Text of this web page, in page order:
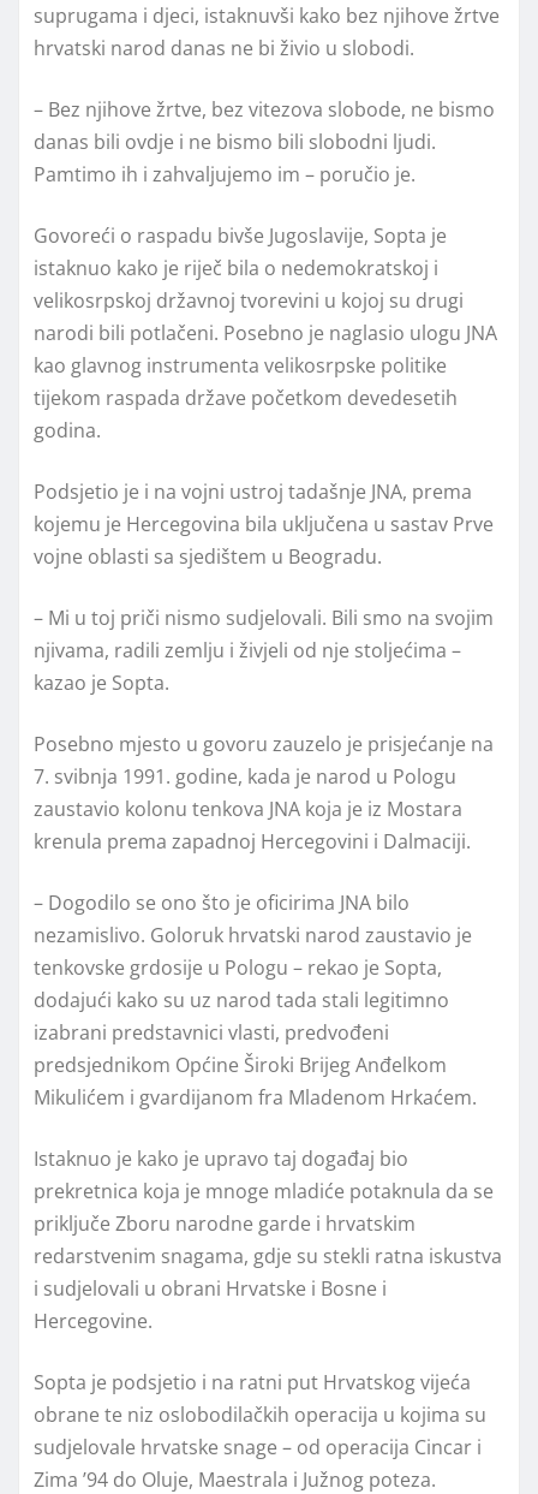
suprugama i djeci, istaknuvši kako bez njihove žrtve
hrvatski narod danas ne bi živio u slobodi.
– Bez njihove žrtve, bez vitezova slobode, ne bismo
danas bili ovdje i ne bismo bili slobodni ljudi.
Pamtimo ih i zahvaljujemo im – poručio je.
Govoreći o raspadu bivše Jugoslavije, Sopta je
istaknuo kako je riječ bila o nedemokratskoj i
velikosrpskoj državnoj tvorevini u kojoj su drugi
narodi bili potlačeni. Posebno je naglasio ulogu JNA
kao glavnog instrumenta velikosrpske politike
tijekom raspada države početkom devedesetih
godina.
Podsjetio je i na vojni ustroj tadašnje JNA, prema
kojemu je Hercegovina bila uključena u sastav Prve
vojne oblasti sa sjedištem u Beogradu.
– Mi u toj priči nismo sudjelovali. Bili smo na svojim
njivama, radili zemlju i živjeli od nje stoljećima –
kazao je Sopta.
Posebno mjesto u govoru zauzelo je prisjećanje na
7. svibnja 1991. godine, kada je narod u Pologu
zaustavio kolonu tenkova JNA koja je iz Mostara
krenula prema zapadnoj Hercegovini i Dalmaciji.
– Dogodilo se ono što je oficirima JNA bilo
nezamislivo. Goloruk hrvatski narod zaustavio je
tenkovske grdosije u Pologu – rekao je Sopta,
dodajući kako su uz narod tada stali legitimno
izabrani predstavnici vlasti, predvođeni
predsjednikom Općine Široki Brijeg Anđelkom
Mikulićem i gvardijanom fra Mladenom Hrkaćem.
Istaknuo je kako je upravo taj događaj bio
prekretnica koja je mnoge mladiće potaknula da se
priključe Zboru narodne garde i hrvatskim
redarstvenim snagama, gdje su stekli ratna iskustva
i sudjelovali u obrani Hrvatske i Bosne i
Hercegovine.
Sopta je podsjetio i na ratni put Hrvatskog vijeća
obrane te niz oslobodilačkih operacija u kojima su
sudjelovale hrvatske snage – od operacija Cincar i
Zima ’94 do Oluje, Maestrala i Južnog poteza.